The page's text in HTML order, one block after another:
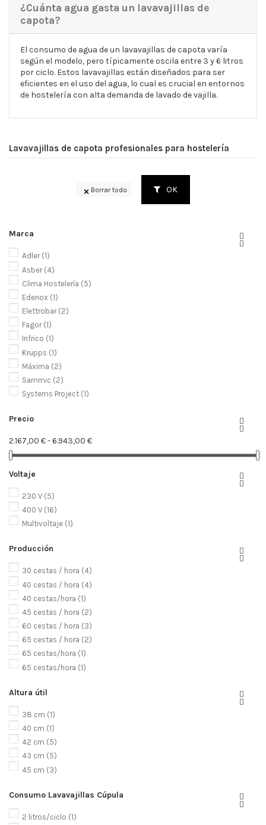
¿Cuánta agua gasta un lavavajillas de
capota?
El consumo de agua de un lavavajillas de capota varía
según el modelo, pero típicamente oscila entre 3 y 6 litros
por ciclo. Estos lavavajillas están diseñados para ser
eficientes en el uso del agua, lo cual es crucial en entornos
de hostelería con alta demanda de lavado de vajilla.
Lavavajillas de capota profesionales para hostelería
Borrar todo OK
Marca


Adler (1)
Asber (4)
Clima Hostelería (5)
Edenox (1)
Elettrobar (2)
Fagor (1)
Infrico (1)
Krupps (1)
Máxima (2)
Sammic (2)
Systems Project (1)
Precio


2.167,00 € - 6.943,00 €
Voltaje


230 V (5)
400 V (16)
Multivoltaje (1)
Producción


30 cestas / hora (4)
40 cestas / hora (4)
40 cestas/hora (1)
45 cestas / hora (2)
60 cestas / hora (3)
65 cestas / hora (2)
65 cestas/hora (1)
65 cestas/hora (1)
Altura útil


38 cm (1)
40 cm (1)
42 cm (5)
43 cm (5)
45 cm (3)
Consumo Lavavajillas Cúpula


2 litros/ciclo (1)